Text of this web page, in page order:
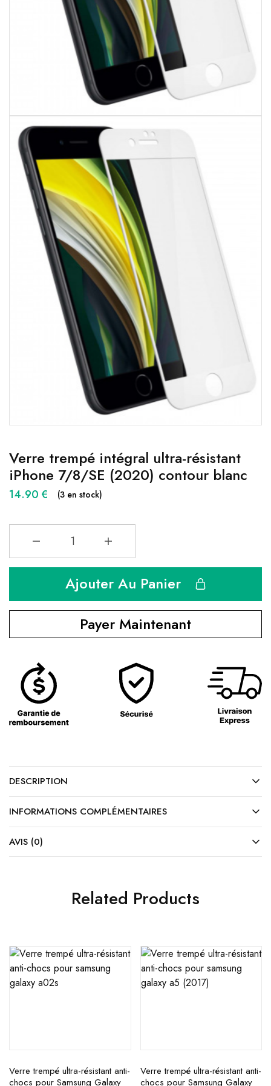
Verre trempé intégral ultra-résistant
iPhone 7/8/SE (2020) contour blanc
14.90 € (3 en stock)
Ajouter Au Panier
Payer Maintenant
DESCRIPTION
INFORMATIONS COMPLÉMENTAIRES
AVIS (0)
Related Products
Verre trempé ultra-résistant anti-
chocs pour Samsung Galaxy
Verre trempé ultra-résistant anti-
chocs pour Samsung Galaxy